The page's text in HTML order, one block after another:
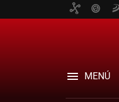
MENÚ